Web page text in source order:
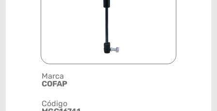
Marca
COFAP
Código